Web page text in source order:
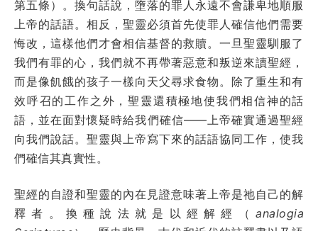
第五條）。換句話說，墮落的罪人永遠不會謙卑地順服
上帝的話語。相反，聖靈必須首先使罪人確信他們需要
悔改，這樣他們才會相信基督的救贖。一旦聖靈馴服了
我們有罪的心，我們就不再帶著惡意和叛逆來讀聖經，
而是像飢餓的孩子一樣向天父尋求食物。除了重生和有
效呼召的工作之外，聖靈還積極地使我們相信神的話
語，並在面對懷疑時給我們確信——上帝確實通過聖經
向我們說話。聖靈與上帝寫下來的話語協同工作，使我
們確信其真實性。
聖經的自證和聖靈的內在見證意味著上帝是祂自己的解
釋者。換種說法就是以經解經（ analogia